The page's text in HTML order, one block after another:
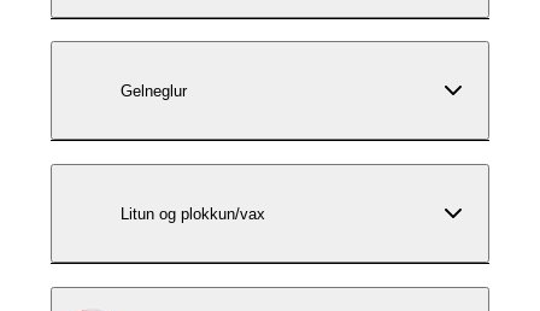
Gelneglur
Litun og plokkun/vax